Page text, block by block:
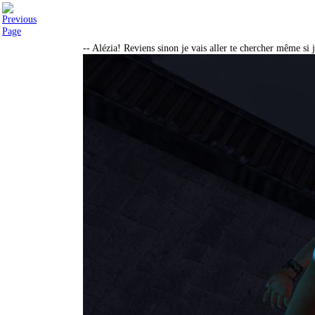
-- Alézia! Reviens sinon je vais aller te chercher même si